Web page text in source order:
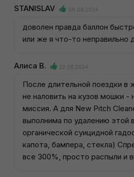
STANISLAV 08.09.2024
доволен правда баллон
или же я что-то неправильно
Алиса В. 22.06.2024
После длительной поездки в
не наловить на кузов мошки -
миссия. А для New Pitch
выполнима по удалению этой
органической суицидной
капота, бампера, стекла)
все 300%, просто распыли и